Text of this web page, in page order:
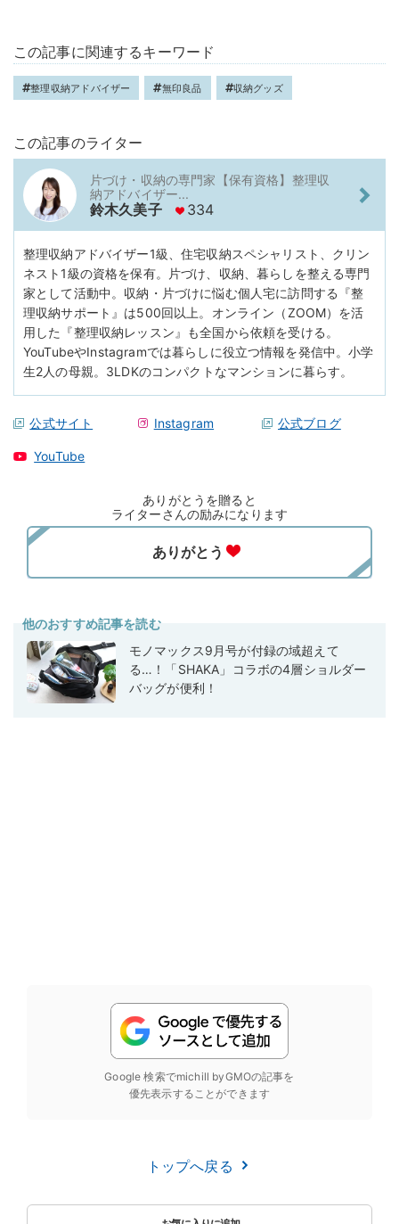
この記事に関連するキーワード
整理収納アドバイザー 無印良品 収納グッズ
この記事のライター
片づけ・収納の専門家【保有資格】整理収
納アドバイザー...
鈴木久美子 334
整理収納アドバイザー1級、住宅収納スペシャリスト、クリン
ネスト1級の資格を保有。片づけ、収納、暮らしを整える専門
家として活動中。収納・片づけに悩む個人宅に訪問する『整
理収納サポート』は500回以上。オンライン（ZOOM）を活
用した『整理収納レッスン』も全国から依頼を受ける。
YouTubeやInstagramでは暮らしに役立つ情報を発信中。小学
生2人の母親。3LDKのコンパクトなマンションに暮らす。
公式サイト Instagram 公式ブログ
YouTube
ありがとうを贈ると
ライターさんの励みになります
他のおすすめ記事を読む
モノマックス9月号が付録の域超えて
る…！「SHAKA」コラボの4層ショルダー
バッグが便利！
Google 検索でmichill byGMOの記事を
優先表示することができます
トップへ戻る